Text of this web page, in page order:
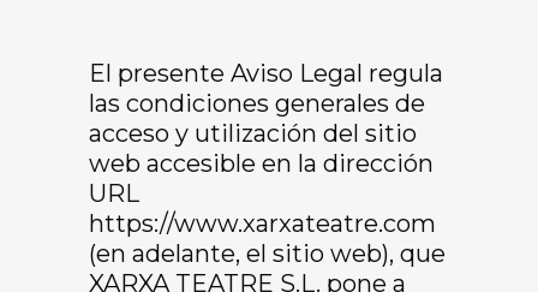
El presente Aviso Legal regula
las condiciones generales de
acceso y utilización del sitio
web accesible en la dirección
URL
https://www.xarxateatre.com
(en adelante, el sitio web), que
XARXA TEATRE S.L. pone a